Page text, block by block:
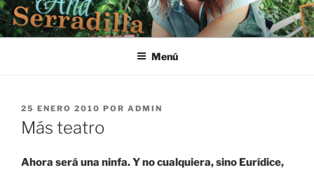
Saltar
al
contenido
Menú
PUBLICADO
EL
25 ENERO 2010 POR ADMIN
Más teatro
Ahora será una ninfa. Y no cualquiera, sino Eurídice,